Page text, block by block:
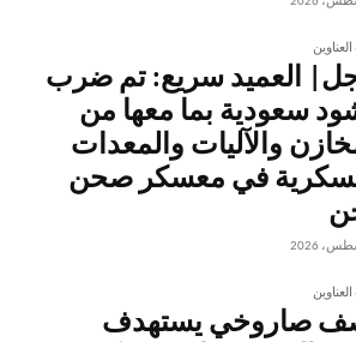
العميد سريع: تم ضرب
سعودية بما معها من
والآليات والمعدات
في معسكر صحن
صاروخي يستهدف